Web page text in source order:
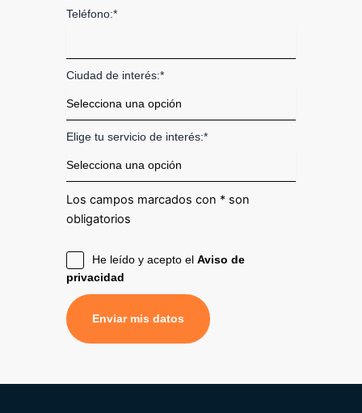
Teléfono:*
Ciudad de interés:*
Elige tu servicio de interés:*
Los campos marcados con * son
obligatorios
He leído y acepto el Aviso de
privacidad